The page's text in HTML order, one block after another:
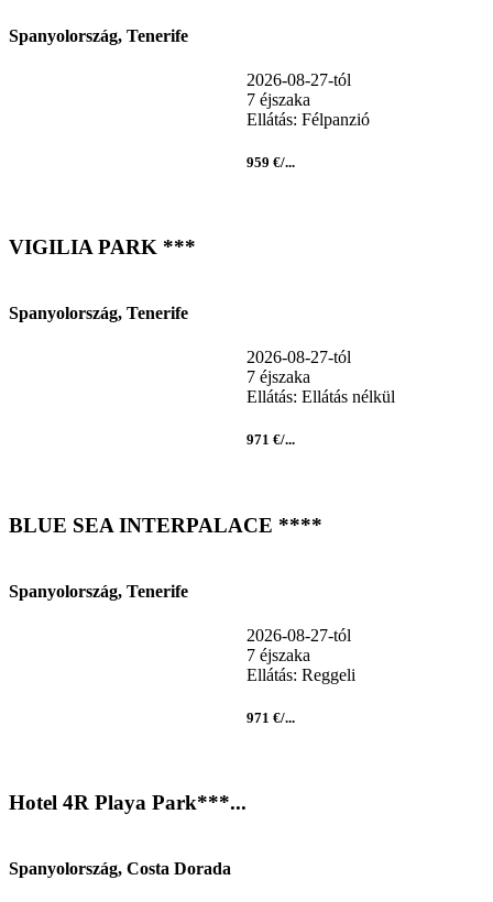
Spanyolország, Tenerife
2026-08-27-tól
7 éjszaka
Ellátás: Félpanzió
959 €/...
VIGILIA PARK ***
Spanyolország, Tenerife
2026-08-27-tól
7 éjszaka
Ellátás: Ellátás nélkül
971 €/...
BLUE SEA INTERPALACE ****
Spanyolország, Tenerife
2026-08-27-tól
7 éjszaka
Ellátás: Reggeli
971 €/...
Hotel 4R Playa Park***...
Spanyolország, Costa Dorada